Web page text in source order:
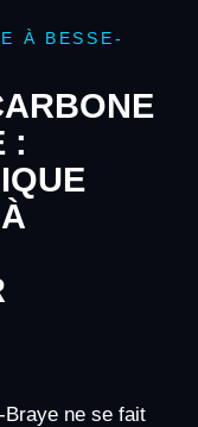
À BESSE-
:
ne se fait